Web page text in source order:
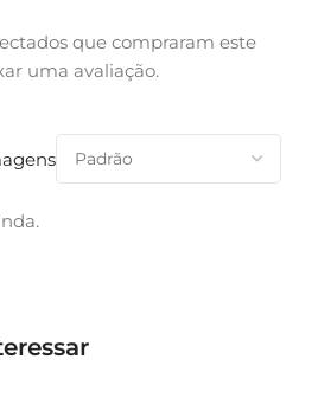
que compraram este
uma avaliação.